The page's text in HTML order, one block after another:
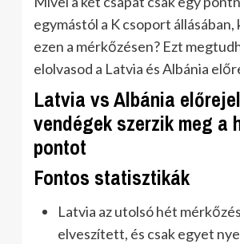
egymástól a K csoport állásában,
ezen a mérkőzésen? Ezt
elolvasod a Latvia és Albánia
Latvia vs Albánia
vendégek szerzik meg a
pontot
Fontos statisztikák
Latvia az utolsó hét
elveszített, és csak egyet